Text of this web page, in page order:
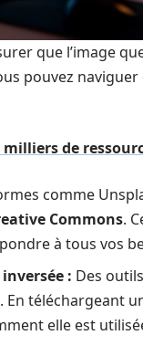
que l’image
pouvez
milliers de
comme
Commons.
à tous vos
: Des
téléchargeant
elle est